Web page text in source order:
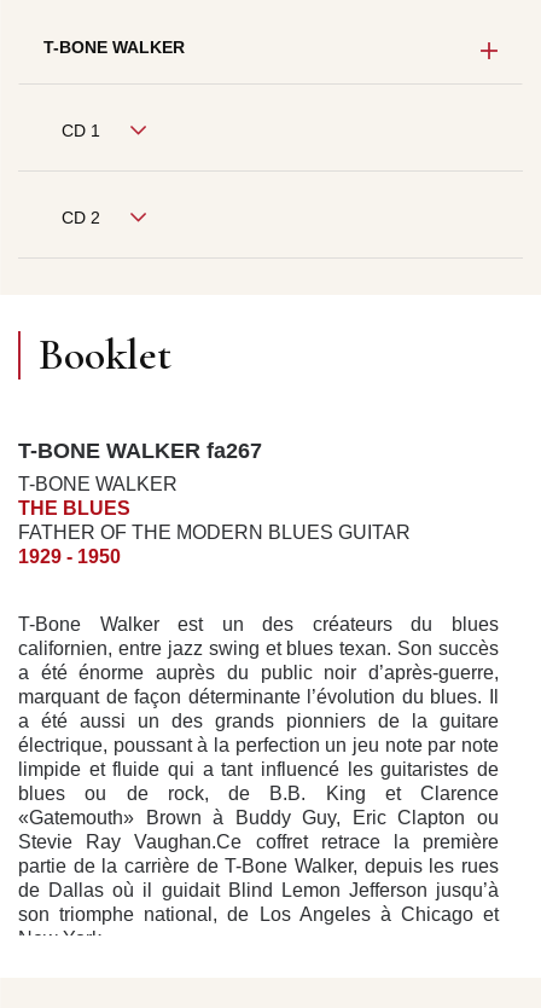
T-BONE WALKER
CD 1
CD 2
Booklet
T-BONE WALKER fa267
T-BONE WALKER
THE BLUES
FATHER OF THE MODERN BLUES GUITAR
1929 - 1950
T-Bone Walker est un des créateurs du blues
californien, entre jazz swing et blues texan. Son succès
a été énorme auprès du public noir d’après-guerre,
marquant de façon déterminante l’évolution du blues. Il
a été aussi un des grands pionniers de la guitare
électrique, poussant à la perfection un jeu note par note
limpide et fluide qui a tant influencé les guitaristes de
blues ou de rock, de B.B. King et Clarence
«Gatemouth» Brown à Buddy Guy, Eric Clapton ou
Stevie Ray Vaughan.Ce coffret retrace la première
partie de la carrière de T-Bone Walker, depuis les rues
de Dallas où il guidait Blind Lemon Jefferson jusqu’à
son triomphe national, de Los Angeles à Chicago et
New York.